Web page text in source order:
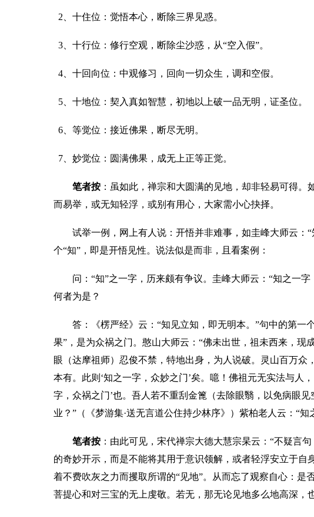
2 、十住位：觉悟本心，断除三界见惑。
3 、十行位：修行空观，断除尘沙惑，从“空入假”。
4 、十回向位：中观修习，回向一切众生，调和空假。
5 、十地位：契入真如智慧，初地以上破一品无明，证圣位。
6 、等觉位：接近佛果，断尽无明。
7 、妙觉位：圆满佛果，成无上正等正觉。
笔者按 ：虽如此，禅宗和大圆满的见地，却非轻易可得
而易举，或无知轻浮，或别有用心，大家需小心抉择。
试举一例，网上有人说：开悟并非难事，如圭峰大师云：
个“知”，即是开悟见性。说法似是而非，且看案例：
问： “知”之一字，历来颇有争议。圭峰大师云：“知之一
何者为是？
答：《楞严经》云： “知见立知，即无明本。”句中的第一
果”，是为众祸之门。憨山大师云：“佛未出世，祖未西来，
眼（达摩祖师）忍俊不禁，特地出身，为人说破。灵山百万
本有。此则‘知之一字，众妙之门’矣。噫！佛祖元无实法与人
字，众祸之门’也。吾人若不重刮金篦（去除眼翳，以免病眼
业？”（《梦游集·送无言道公住持少林序》）紫柏老人云：“
笔者按 ：由此可见，宋代禅宗大德大慧宗杲云： “不疑言
的奇妙开示，而是不能将其用于意识领解，或者轻浮安立于
着不费吹灰之力而攫取所谓的“见地”。从而忘了观察自心：
菩提心和对三宝的无上虔敬。若无，那无论见地多么地高深，